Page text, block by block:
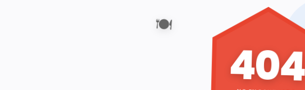
🍽️
404